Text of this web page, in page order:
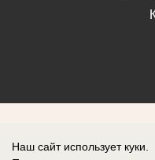
Наш сайт использует куки.